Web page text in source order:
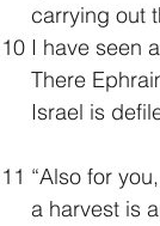
carrying
10 I have seen
There
Israel is
11 “Also for
a harvest